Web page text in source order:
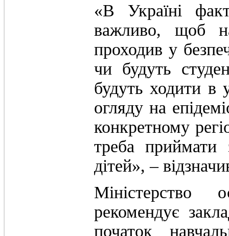
«В Україні
важливо, щоб
проходив у
чи будуть
будуть ходити в
огляду на
конкретному
треба
дітей», –
рекомендує
початок